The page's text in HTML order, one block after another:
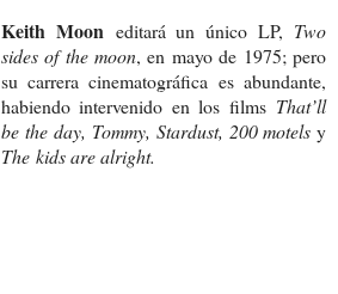
Keith Moon editará un único LP, Two
sides of the moon, en mayo de 1975; pero
su carrera cinematográfica es abundante,
habiendo intervenido en los films That’ll
be the day, Tommy, Stardust, 200 motels y
The kids are alright.